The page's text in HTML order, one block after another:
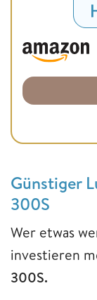
Günstiger
300S
Wer etwas
investieren
300S.